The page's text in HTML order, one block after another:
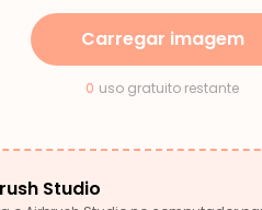
Carregar imagem
0 uso gratuito restante
Studio